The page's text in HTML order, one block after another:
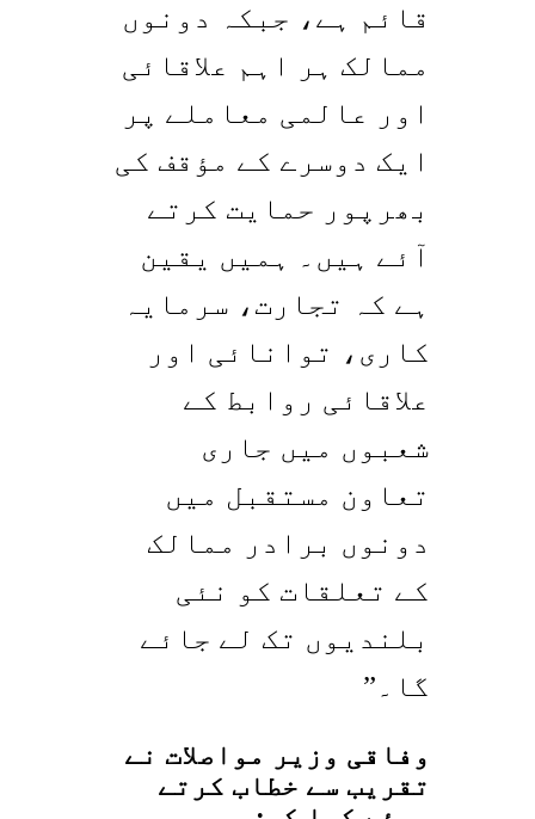
قائم ہے، جبکہ دونوں
ممالک ہر اہم علاقائی
اور عالمی معاملے پر
ایک دوسرے کے مؤقف کی
بھرپور حمایت کرتے
آئے ہیں۔ ہمیں یقین
ہے کہ تجارت، سرمایہ
کاری، توانائی اور
علاقائی روابط کے
شعبوں میں جاری
تعاون مستقبل میں
دونوں برادر ممالک
کے تعلقات کو نئی
بلندیوں تک لے جائے
گا۔”
وفاقی وزیر مواصلات نے
تقریب سے خطاب کرتے